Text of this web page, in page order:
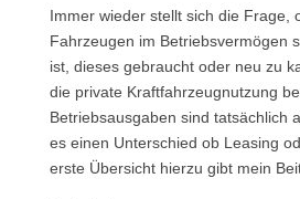
Immer wieder stellt sich die Frage,
Fahrzeugen im Betriebsvermögen
ist, dieses gebraucht oder neu zu
die private Kraftfahrzeugnutzung
Betriebsausgaben sind tatsächlich
es einen Unterschied ob Leasing
erste Übersicht hierzu gibt mein